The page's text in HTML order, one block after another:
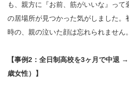
も、親方に『お前、筋がいいな』っ
の居場所が見つかった気がしました。
時の、親の泣いた顔は忘れられません
【事例2：全日制高校を3ヶ月で中退
歳女性）】